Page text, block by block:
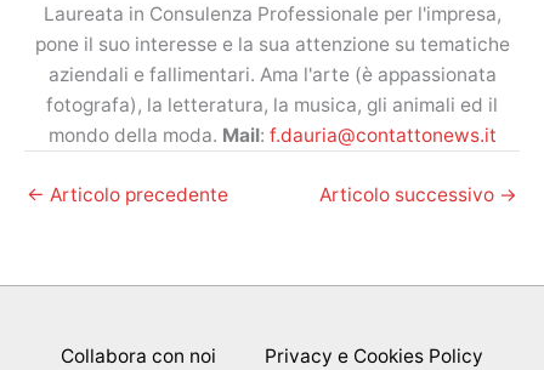
Laureata in Consulenza Professionale per l'impresa,
pone il suo interesse e la sua attenzione su tematiche
aziendali e fallimentari. Ama l'arte (è appassionata
fotografa), la letteratura, la musica, gli animali ed il
mondo della moda. Mail: f.dauria@contattonews.it
← Articolo precedente Articolo successivo →
Collabora con noi Privacy e Cookies Policy